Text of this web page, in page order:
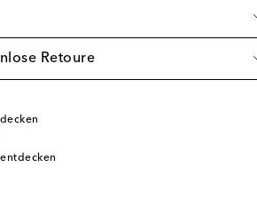
Retoure